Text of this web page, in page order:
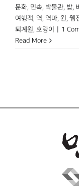
문화, 민속, 박물관, 밥,
여행객, 역, 역마, 원, 웹
퇴계원, 호랑이
1
Read More